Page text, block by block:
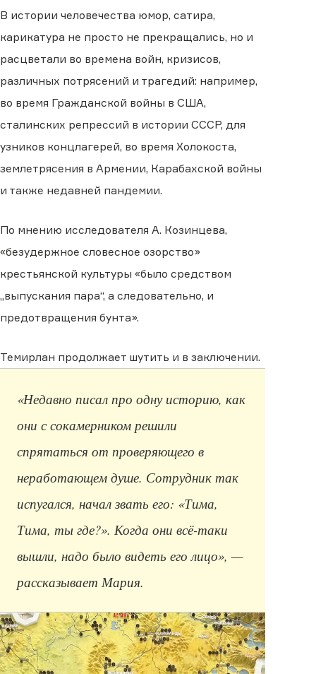
В истории человечества юмор, сатира,
карикатура не просто не прекращались, но и
расцветали во времена войн, кризисов,
различных потрясений и трагедий: например,
во время Гражданской войны в США,
сталинских репрессий в истории СССР, для
узников концлагерей, во время Холокоста,
землетрясения в Армении, Карабахской войны
и также недавней пандемии.
По мнению исследователя А. Козинцева,
«безудержное словесное озорство»
крестьянской культуры «было средством
„выпускания пара“, а следовательно, и
предотвращения бунта».
Темирлан продолжает шутить и в заключении.
«Недавно писал про одну историю, как
они с сокамерником решили
спрятаться от проверяющего в
неработающем душе. Сотрудник так
испугался, начал звать его: «Тима,
Тима, ты где?». Когда они всё-таки
вышли, надо было видеть его лицо», —
рассказывает Мария.